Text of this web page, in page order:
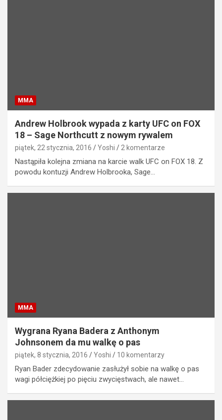
MMA
Andrew Holbrook wypada z karty UFC on FOX
18 – Sage Northcutt z nowym rywalem
piątek, 22 stycznia, 2016 Yoshi 2 komentarze
Nastąpiła kolejna zmiana na karcie walk UFC on FOX 18. Z
powodu kontuzji Andrew Holbrooka, Sage…
MMA
Wygrana Ryana Badera z Anthonym
Johnsonem da mu walkę o pas
piątek, 8 stycznia, 2016 Yoshi 10 komentarzy
Ryan Bader zdecydowanie zasłużył sobie na walkę o pas
wagi półciężkiej po pięciu zwycięstwach, ale nawet…